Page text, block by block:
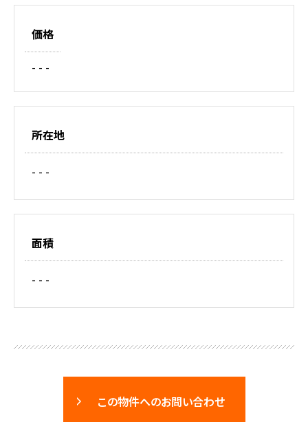
価格
- - -
所在地
- - -
面積
- - -
この物件へのお問い合わせ